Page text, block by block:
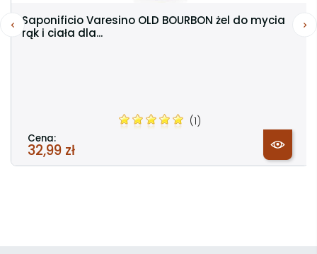
Saponificio Varesino OLD BOURBON żel do mycia
rąk i ciała dla...
(1)
Cena:
32,99 zł